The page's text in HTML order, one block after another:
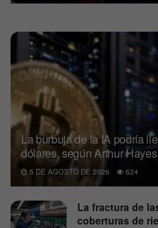
La burbuja de la IA podría
dólares, según Arthur Hayes
5 DE AGOSTO DE 2026 624
La fractura de
coberturas de